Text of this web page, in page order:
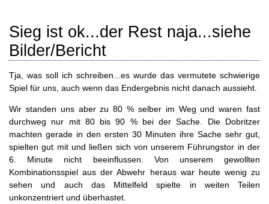
Sieg ist ok...der Rest naja...siehe
Bilder/Bericht
Tja, was soll ich schreiben...es wurde das vermutete schwierige
Spiel für uns, auch wenn das Endergebnis nicht danach aussieht.
Wir standen uns aber zu 80 % selber im Weg und waren fast
durchweg nur mit 80 bis 90 % bei der Sache. Die Dobritzer
machten gerade in den ersten 30 Minuten ihre Sache sehr gut,
spielten gut mit und ließen sich von unserem Führungstor in der
6. Minute nicht beeinflussen. Von unserem gewollten
Kombinationsspiel aus der Abwehr heraus war heute wenig zu
sehen und auch das Mittelfeld spielte in weiten Teilen
unkonzentriert und überhastet.